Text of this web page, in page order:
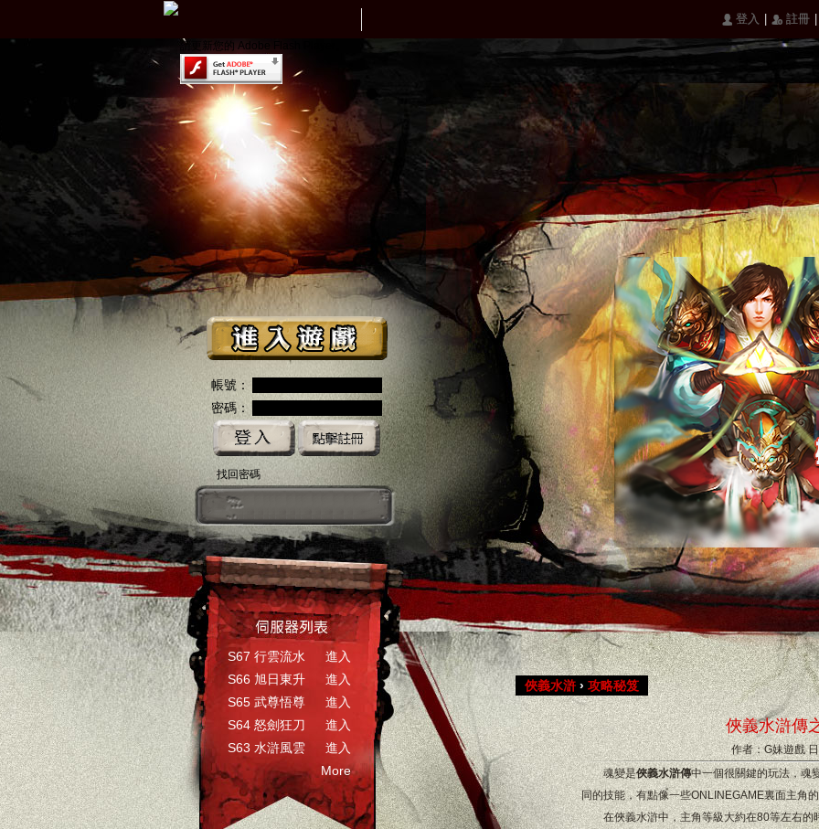
󰄭 登入 󰅍 註冊
請更新您的 Adobe Flash Player。
帳號：
密碼：
找回密碼
登入
快速登入
巴哈快速登入
基地直接玩遊戲
台灣奇摩帳號快速登入
更多登入入口
俠義水滸 › 攻略秘笈
俠義水滸傳
作者：G妹遊戲
魂變是俠義水滸傳中一個很關鍵的玩法，魂
同的技能，有點像一些ONLINEGAME裏面主角
在俠義水滸中，主角等級大約在80等左右的時
進入
S67 行雲流水
進入
S66 旭日東升
進入
S65 武尊悟尊
進入
S64 怒劍狂刀
進入
S63 水滸風雲
More